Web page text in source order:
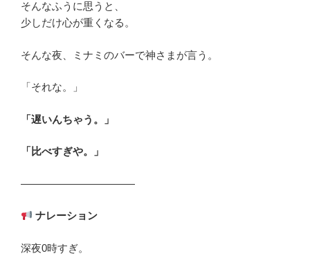
そんなふうに思うと、
少しだけ心が重くなる。
そんな夜、ミナミのバーで神さまが言う。
「それな。」
「遅いんちゃう。」
「比べすぎや。」
―――――――――――
ナレーション
深夜0時すぎ。